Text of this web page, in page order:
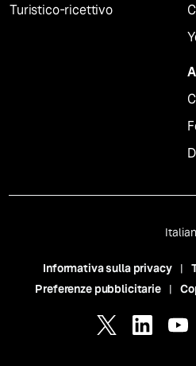
Turistico-ricettivo
Informativa sulla privacy
Preferenze pubblicitarie